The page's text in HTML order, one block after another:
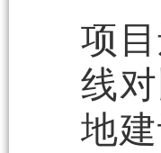
项
线
地